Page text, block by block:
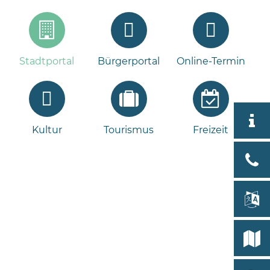
Stadtportal Bürgerportal Online-Termin
Kultur Tourismus Freizeit
Bleeck
19